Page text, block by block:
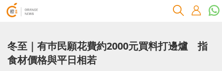
冬至｜有巿民願花費約2000元買料打邊爐 指
食材價格與平日相若